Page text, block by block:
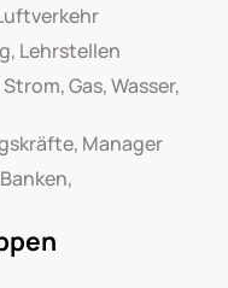
Lehrstellen
Gas, Wasser,
Manager